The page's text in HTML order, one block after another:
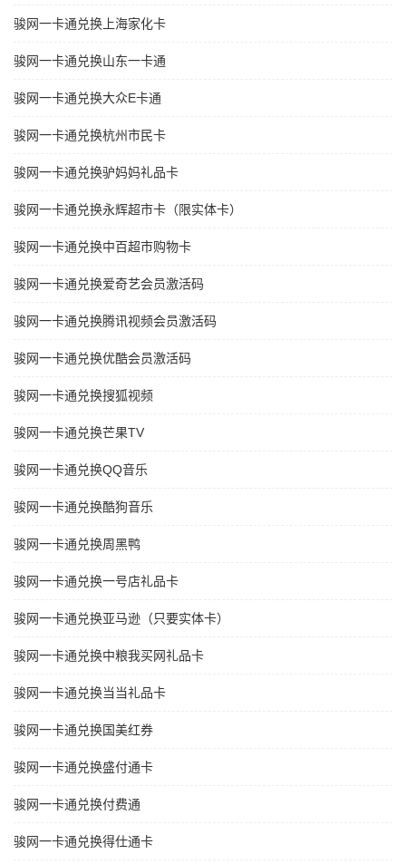
骏网一卡通兑换上海家化卡
骏网一卡通兑换山东一卡通
骏网一卡通兑换大众E卡通
骏网一卡通兑换杭州市民卡
骏网一卡通兑换驴妈妈礼品卡
骏网一卡通兑换永辉超市卡（限实体卡）
骏网一卡通兑换中百超市购物卡
骏网一卡通兑换爱奇艺会员激活码
骏网一卡通兑换腾讯视频会员激活码
骏网一卡通兑换优酷会员激活码
骏网一卡通兑换搜狐视频
骏网一卡通兑换芒果TV
骏网一卡通兑换QQ音乐
骏网一卡通兑换酷狗音乐
骏网一卡通兑换周黑鸭
骏网一卡通兑换一号店礼品卡
骏网一卡通兑换亚马逊（只要实体卡）
骏网一卡通兑换中粮我买网礼品卡
骏网一卡通兑换当当礼品卡
骏网一卡通兑换国美红券
骏网一卡通兑换盛付通卡
骏网一卡通兑换付费通
骏网一卡通兑换得仕通卡